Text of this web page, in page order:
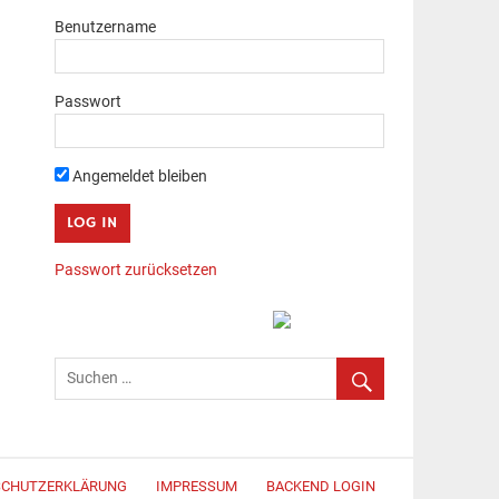
Benutzername
Passwort
Angemeldet bleiben
Passwort zurücksetzen
IMPRESSUM BACKEND LOGIN